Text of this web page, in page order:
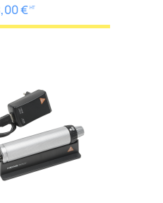
€ HT